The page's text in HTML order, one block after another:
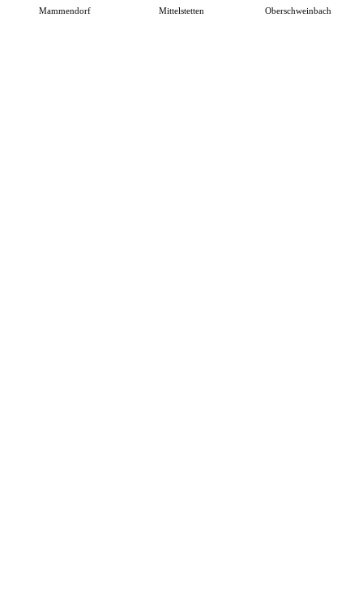
Mammendorf Mittelstetten Oberschweinbach